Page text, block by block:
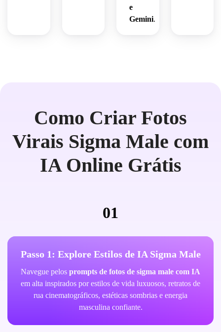
e
Gemini.
Como Criar Fotos
Virais Sigma Male com
IA Online Grátis
01
Passo 1: Explore Estilos de IA Sigma Male
Navegue pelos prompts de fotos de sigma male com IA
em alta inspirados por estilos de vida luxuosos, retratos de
rua cinematográficos, estéticas sombrias e energia
masculina confiante.